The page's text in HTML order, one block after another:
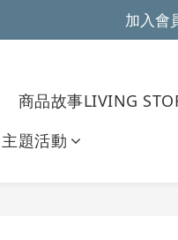
加入會
商品故事LIVING
主題活動